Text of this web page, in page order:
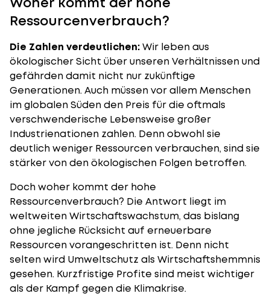
Ressourcenverbrauch?
Die Zahlen verdeutlichen:Wir leben aus
ökologischer Sicht über unseren Verhältnissen und
gefährden damit nicht nur zukünftige
Generationen. Auch müssen vor allem Menschen
im globalen Süden den Preis für die oftmals
verschwenderische Lebensweise großer
Industrienationen zahlen. Denn obwohl sie
deutlich weniger Ressourcen verbrauchen, sind sie
stärker von den ökologischen Folgen betroffen.
Doch woher kommt der hohe
Ressourcenverbrauch? Die Antwort liegt im
weltweiten Wirtschaftswachstum, das bislang
ohne jegliche Rücksicht auf erneuerbare
Ressourcen vorangeschritten ist. Denn nicht
selten wird Umweltschutz als Wirtschaftshemmnis
gesehen. Kurzfristige Profite sind meist wichtiger
als der Kampf gegen die Klimakrise.